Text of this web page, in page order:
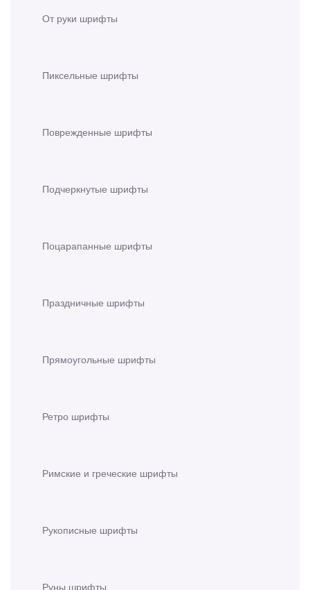
От руки шрифты
Пиксельные шрифты
Поврежденные шрифты
Подчеркнутые шрифты
Поцарапанные шрифты
Праздничные шрифты
Прямоугольные шрифты
Ретро шрифты
Римские и греческие шрифты
Рукописные шрифты
Руны шрифты